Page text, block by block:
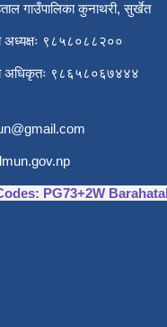
गाउँपालिका कुनाथरी, सुर्खेत
अध्यक्षः ९८५८०८८२००
अधिकृतः ९८६५८०६७४४४
PG73+2W